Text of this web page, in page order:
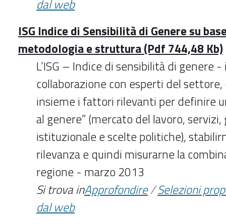
dal web
ISG Indice di Sensibilità di Genere su
metodologia e struttura (Pdf 744,48 Kb)
L’ISG – Indice di sensibilità di genere
collaborazione con esperti del
insieme i fattori rilevanti per definire
al genere” (mercato del lavoro,
istituzionale e scelte politiche),
rilevanza e quindi misurarne la
regione - marzo 2013
Si trova inApprofondire/Selezioni
dal web